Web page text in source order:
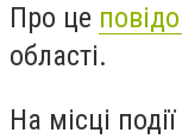
Про це
області.
На місці